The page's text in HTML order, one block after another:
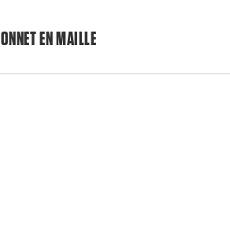
EN MAILLE